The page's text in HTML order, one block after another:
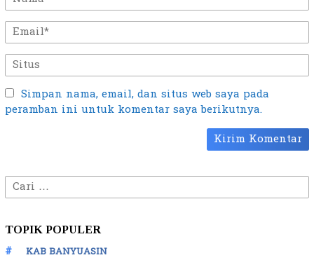
Simpan nama, email, dan situs web saya pada
peramban ini untuk komentar saya berikutnya.
Cari
untuk:
TOPIK POPULER
KAB BANYUASIN